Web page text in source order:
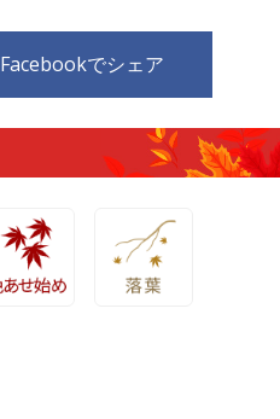
Facebookでシェア